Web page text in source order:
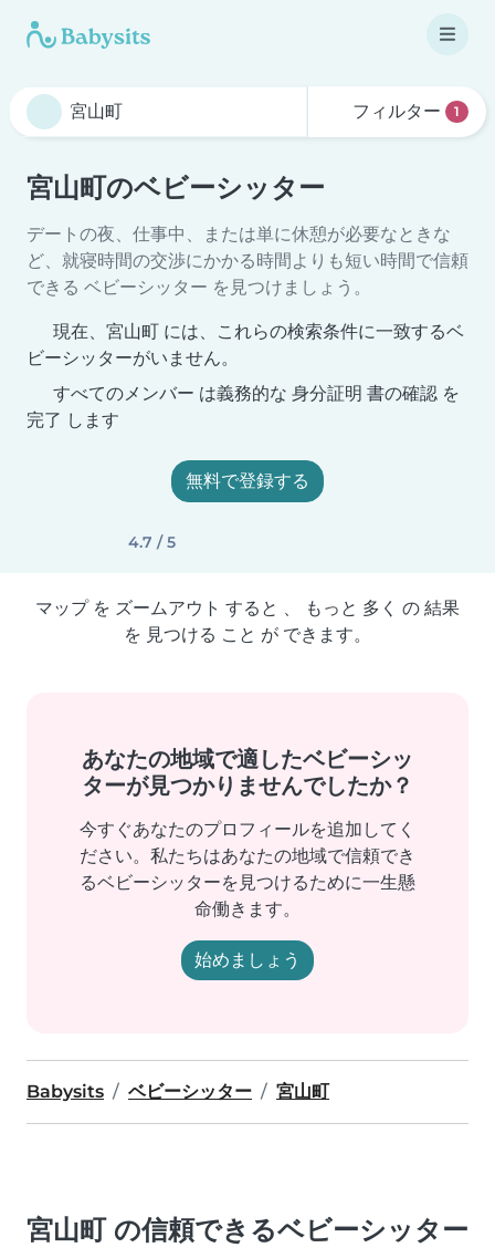
フィルター 1
宮山町のベビーシッター
デートの夜、仕事中、または単に休憩が必要なときな
ど、就寝時間の交渉にかかる時間よりも短い時間で信頼
できる ベビーシッター を見つけましょう。
現在、宮山町 には、これらの検索条件に一致するベ
ビーシッターがいません。
すべてのメンバー は義務的な 身分証明 書の確認 を
完了 します
無料で登録する
4.7 / 5
マップ を ズームアウト すると 、 もっと 多く の 結果
を 見つける こと が できます。
あなたの地域で適したベビーシッ
ターが見つかりませんでしたか？
今すぐあなたのプロフィールを追加してく
ださい。私たちはあなたの地域で信頼でき
るベビーシッターを見つけるために一生懸
命働きます。
始めましょう
Babysits ベビーシッター 宮山町
宮山町 の信頼できるベビーシッター